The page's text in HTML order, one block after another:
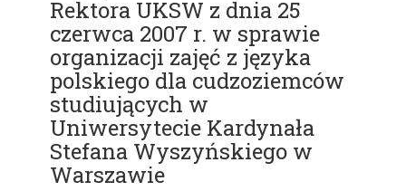
Rektora UKSW z dnia 25
czerwca 2007 r. w sprawie
organizacji zajęć z języka
polskiego dla cudzoziemców
studiujących w
Uniwersytecie Kardynała
Stefana Wyszyńskiego w
Warszawie